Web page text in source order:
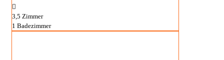
3,5 Zimmer
1 Badezimmer